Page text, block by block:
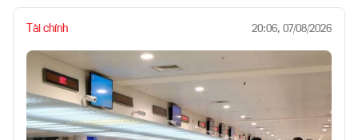
Tài chính 20:06, 07/08/2026